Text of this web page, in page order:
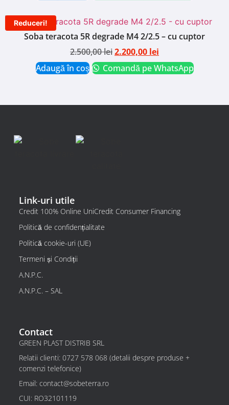
Reduceri!
Soba teracota 5R degrade M4 2/2.5 – cu cuptor
2.500,00lei2.200,00 lei
Adaugă în coș
Comandă pe WhatsApp
Link-uri utile
Credit 100% Online UniCredit Consumer Financing
Politică de confidențialitate
Politică cookie-uri (UE)
Termeni și Condiții
A.N.P.C.
A.N.P.C. – SAL
Contact
GREEN PLAST DISTRIB SRL
Relatii clienti: 0727 578 068 (detalii despre produse +
comenzi telefonice)
Email: contact@sobeterra.ro
CUI: RO32101119